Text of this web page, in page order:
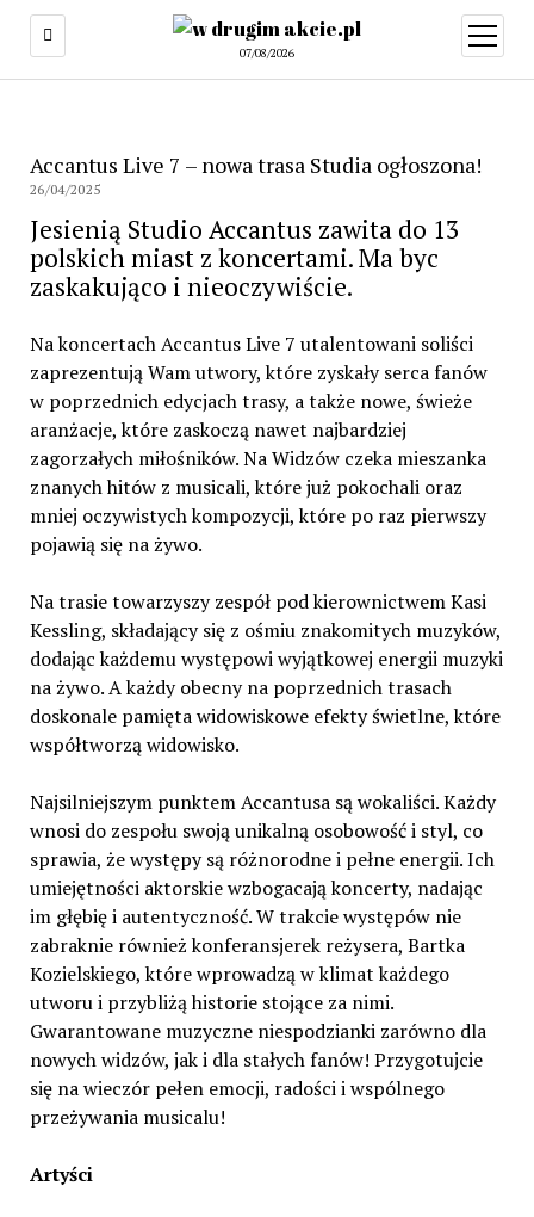
07/08/2026
Accantus Live 7 – nowa trasa Studia ogłoszona!
26/04/2025
Jesienią Studio Accantus zawita do 13
polskich miast z koncertami. Ma byc
zaskakująco i nieoczywiście.
Na koncertach Accantus Live 7 utalentowani soliści
zaprezentują Wam utwory, które zyskały serca fanów
w poprzednich edycjach trasy, a także nowe, świeże
aranżacje, które zaskoczą nawet najbardziej
zagorzałych miłośników. Na Widzów czeka mieszanka
znanych hitów z musicali, które już pokochali oraz
mniej oczywistych kompozycji, które po raz pierwszy
pojawią się na żywo.
Na trasie towarzyszy zespół pod kierownictwem Kasi
Kessling, składający się z ośmiu znakomitych muzyków,
dodając każdemu występowi wyjątkowej energii muzyki
na żywo. A każdy obecny na poprzednich trasach
doskonale pamięta widowiskowe efekty świetlne, które
współtworzą widowisko.
Najsilniejszym punktem Accantusa są wokaliści. Każdy
wnosi do zespołu swoją unikalną osobowość i styl, co
sprawia, że występy są różnorodne i pełne energii. Ich
umiejętności aktorskie wzbogacają koncerty, nadając
im głębię i autentyczność. W trakcie występów nie
zabraknie również konferansjerek reżysera, Bartka
Kozielskiego, które wprowadzą w klimat każdego
utworu i przybliżą historie stojące za nimi.
Gwarantowane muzyczne niespodzianki zarówno dla
nowych widzów, jak i dla stałych fanów! Przygotujcie
się na wieczór pełen emocji, radości i wspólnego
przeżywania musicalu!
Artyści